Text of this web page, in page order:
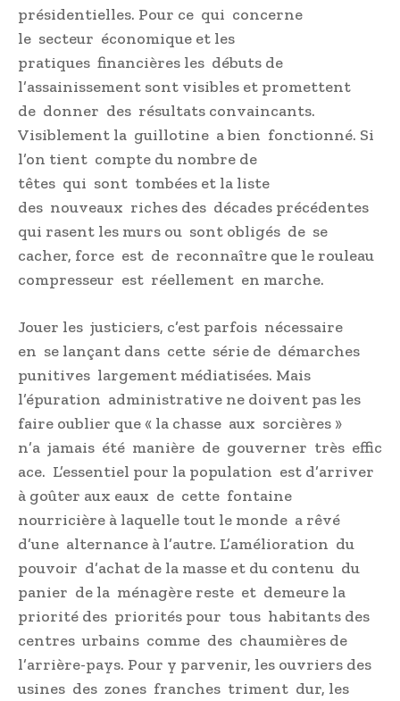
présidentielles. Pour ce qui concerne
le secteur économique et les
pratiques financières les débuts de
l’assainissement sont visibles et promettent
de donner des résultats convaincants.
Visiblement la guillotine a bien fonctionné. Si
l’on tient compte du nombre de
têtes qui sont tombées et la liste
des nouveaux riches des décades précédentes
qui rasent les murs ou sont obligés de se
cacher, force est de reconnaître que le rouleau
compresseur est réellement en marche.
Jouer les justiciers, c’est parfois nécessaire
en se lançant dans cette série de démarches
punitives largement médiatisées. Mais
l’épuration administrative ne doivent pas les
faire oublier que « la chasse aux sorcières »
n’a jamais été manière de gouverner très effic
ace. L’essentiel pour la population est d’arriver
à goûter aux eaux de cette fontaine
nourricière à laquelle tout le monde a rêvé
d’une alternance à l’autre. L’amélioration du
pouvoir d’achat de la masse et du contenu du
panier de la ménagère reste et demeure la
priorité des priorités pour tous habitants des
centres urbains comme des chaumières de
l’arrière-pays. Pour y parvenir, les ouvriers des
usines des zones franches triment dur, les